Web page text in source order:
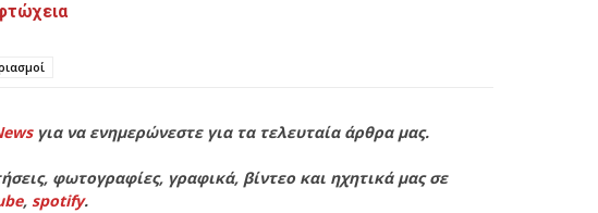
για να ενημερώνεστε για τα τελευταία άρθρα μας.
φωτογραφίες, γραφικά, βίντεο και ηχητικά μας σε
, spotify.